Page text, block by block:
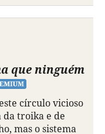
que ninguém
círculo vicioso
da troika e de
mas o sistema